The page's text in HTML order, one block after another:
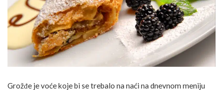
Grožđe je voće koje bi se trebalo na naći na dnevnom meniju